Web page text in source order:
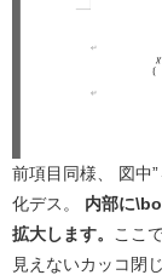
前項目同様、 図中
化デス。 内部に
拡大します。
ここ
見えないカッコ閉